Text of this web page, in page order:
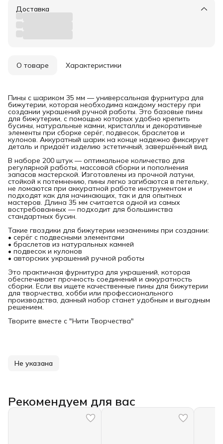
Доставка
О товаре Характеристики
Пины с шариком 35 мм — универсальная фурнитура для
бижутерии, которая необходима каждому мастеру при
создании украшений ручной работы. Это базовые пины
для бижутерии, с помощью которых удобно крепить
бусины, натуральные камни, кристаллы и декоративные
элементы при сборке серёг, подвесок, браслетов и
кулонов. Аккуратный шарик на конце надежно фиксирует
деталь и придаёт изделию эстетичный, завершённый вид.
В наборе 200 штук — оптимальное количество для
регулярной работы, массовой сборки и пополнения
запасов мастерской. Изготовлены из прочной латуни,
стойкой к потемнению, пины легко загибаются в петельку,
не ломаются при аккуратной работе инструментом и
подходят как для начинающих, так и для опытных
мастеров. Длина 35 мм считается одной из самых
востребованных — подходит для большинства
стандартных бусин.
Такие гвоздики для бижутерии незаменимы при создании:
• серёг с подвесными элементами
• браслетов из натуральных камней
• подвесок и кулонов
• авторских украшений ручной работы
Это практичная фурнитура для украшений, которая
обеспечивает прочность соединений и аккуратность
сборки. Если вы ищете качественные пины для бижутерии
для творчества, хобби или профессионального
производства, данный набор станет удобным и выгодным
решением.
Творите вместе с "Нити Творчества"
Не указана
Рекомендуем для вас